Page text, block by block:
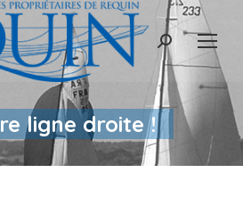
Recherche
ligne droite !